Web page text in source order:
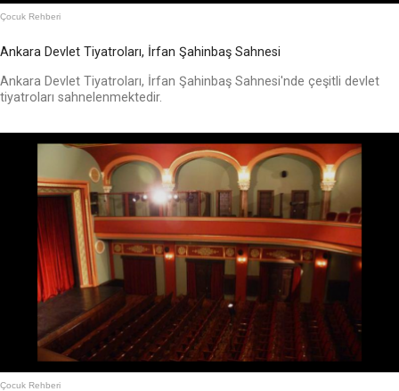
Çocuk Rehberi
Ankara Devlet Tiyatroları, İrfan Şahinbaş Sahnesi
Ankara Devlet Tiyatroları, İrfan Şahinbaş Sahnesi'nde çeşitli devlet
tiyatroları sahnelenmektedir.
Çocuk Rehberi